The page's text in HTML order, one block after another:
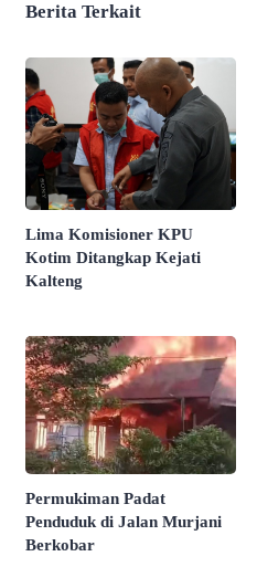
Berita Terkait
Lima Komisioner KPU
Kotim Ditangkap Kejati
Kalteng
Permukiman Padat
Penduduk di Jalan Murjani
Berkobar